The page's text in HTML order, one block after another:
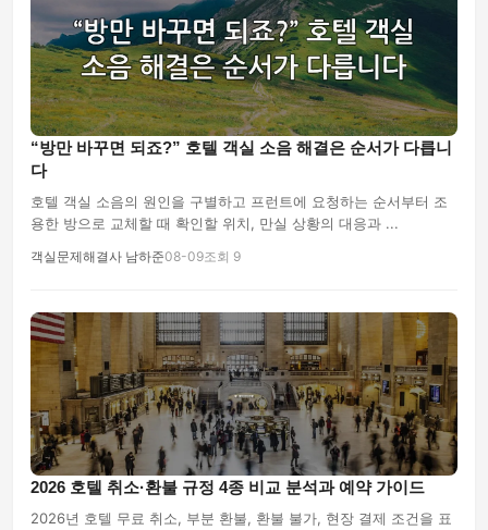
“방만 바꾸면 되죠?” 호텔 객실 소음 해결은 순서가 다릅니
다
호텔 객실 소음의 원인을 구별하고 프런트에 요청하는 순서부터 조
용한 방으로 교체할 때 확인할 위치, 만실 상황의 대응과 ...
객실문제해결사 남하준08-09조회 9
2026 호텔 취소·환불 규정 4종 비교 분석과 예약 가이드
2026년 호텔 무료 취소, 부분 환불, 환불 불가, 현장 결제 조건을 표